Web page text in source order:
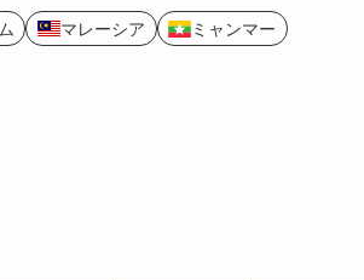
マレーシア
ミャンマー